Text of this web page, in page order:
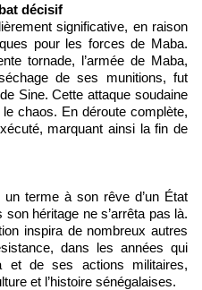
décisif
significative, en raison
pour les forces de Maba.
tornade, l’armée de Maba,
de ses munitions, fut
Sine. Cette attaque soudaine
chaos. En déroute complète,
marquant ainsi la fin de
terme à son rêve d’un État
héritage ne s’arrêta pas là.
inspira de nombreux autres
dans les années qui
et de ses actions militaires,
et l’histoire sénégalaises.